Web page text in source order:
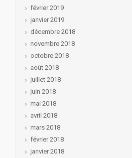
février 2019
janvier 2019
décembre 2018
novembre 2018
octobre 2018
août 2018
juillet 2018
juin 2018
mai 2018
avril 2018
mars 2018
février 2018
janvier 2018